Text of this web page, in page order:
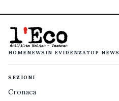
HOMENEWS IN EVIDENZATOP NEWS
SEZIONI
Cronaca